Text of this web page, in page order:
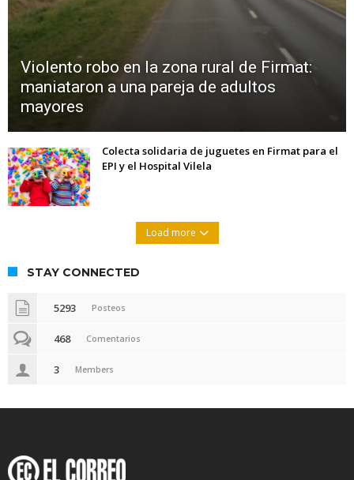
Violento robo en la zona rural de Firmat:
maniataron a una pareja de adultos
mayores
Colecta solidaria de juguetes en Firmat para el
EPI y el Hospital Vilela
Load more
STAY CONNECTED
5293 Posteos
468 Comentarios
3 Members